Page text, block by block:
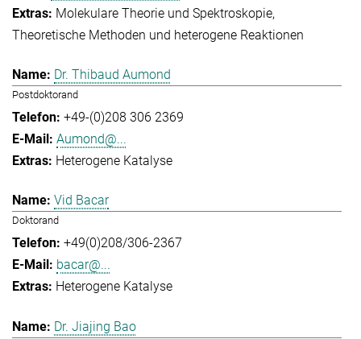
Molekulare Theorie und Spektroskopie
Theoretische Methoden und heterogene Reaktionen
Dr. Thibaud Aumond
Postdoktorand
+49-(0)208 306 2369
Aumond@...
Heterogene Katalyse
Vid Bacar
Doktorand
+49(0)208/306-2367
bacar@...
Heterogene Katalyse
Dr. Jiajing Bao